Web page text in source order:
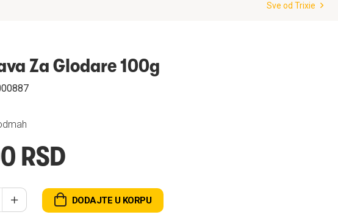
Sve od Trixie
Za Glodare 100g
RSD
DODAJTE U KORPU